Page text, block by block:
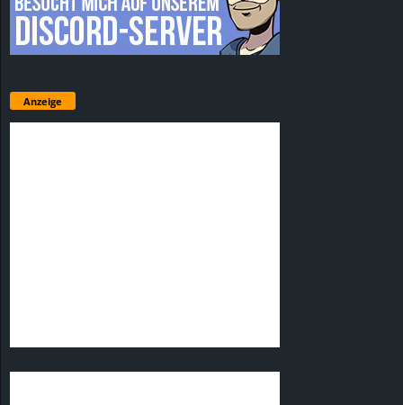
Anzeige